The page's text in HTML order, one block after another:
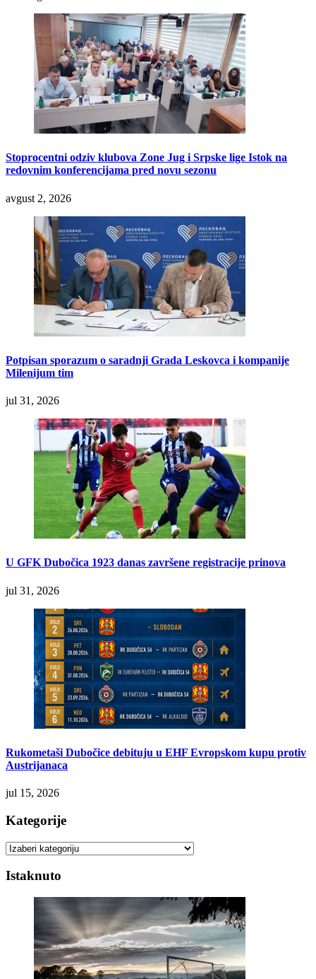
Stoprocentni odziv klubova Zone Jug i Srpske lige Istok na
redovnim konferencijama pred novu sezonu
avgust 2, 2026
Potpisan sporazum o saradnji Grada Leskovca i kompanije
Milenijum tim
jul 31, 2026
U GFK Dubočica 1923 danas završene registracije prinova
jul 31, 2026
Rukometaši Dubočice debituju u EHF Evropskom kupu protiv
Austrijanaca
jul 15, 2026
Kategorije
Kategorije
Istaknuto